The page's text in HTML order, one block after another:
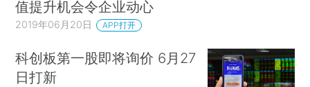
值提升机会令企业动心
2019年06月20日 APP打开
科创板第一股即将询价 6月27
日打新